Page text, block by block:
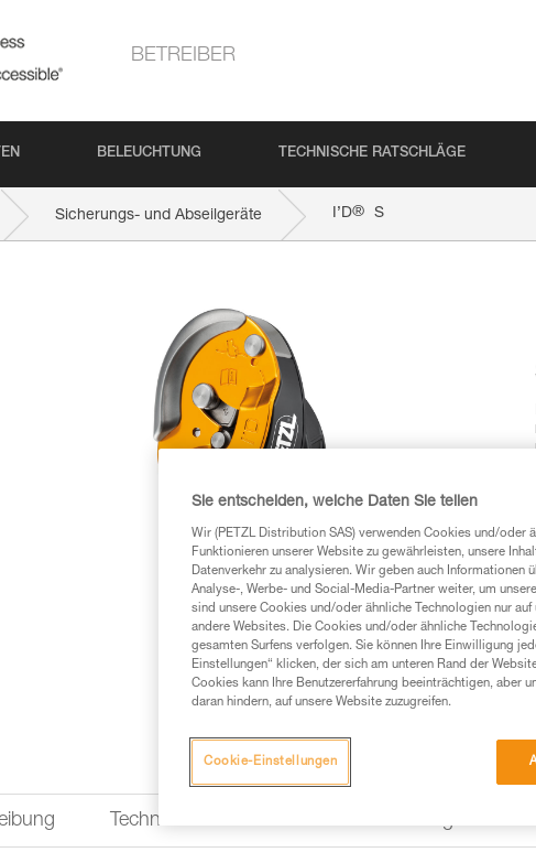
BETREIBER
BELEUCHTUNG TECHNISCHE RATSCHLÄGE
Sicherungs- und Abseilgeräte I’D® S
Technische Informationen Wartung
Sie entscheiden, welche Daten Sie teilen
Wir (PETZL Distribution SAS) verwenden Cookies und/oder
Funktionieren unserer Website zu gewährleisten, unsere
Datenverkehr zu analysieren. Wir geben auch Informationen
Analyse-, Werbe- und Social-Media-Partner weiter, um
sind unsere Cookies und/oder ähnliche Technologien nur
andere Websites. Die Cookies und/oder ähnliche
gesamten Surfens verfolgen. Sie können Ihre Einwilligung
Einstellungen“ klicken, der sich am unteren Rand der
Cookies kann Ihre Benutzererfahrung beeinträchtigen, aber
daran hindern, auf unsere Website zuzugreifen.
Cookie-Einstellungen